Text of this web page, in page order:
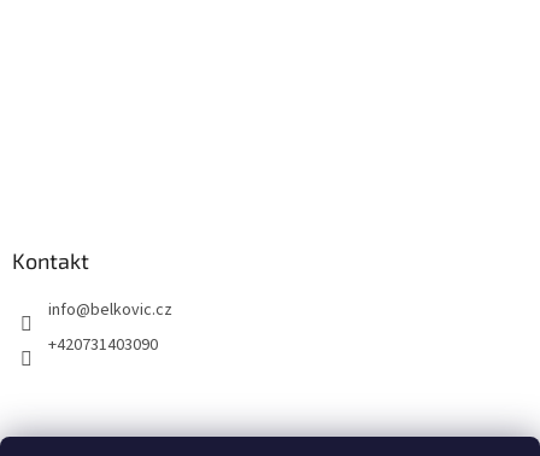
Kontakt
info@belkovic.cz
+420731403090